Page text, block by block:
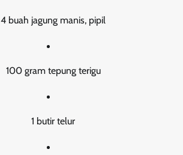
4 buah jagung manis, pipil
100 gram tepung terigu
1 butir telur